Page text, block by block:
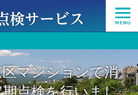
マンションで消
点検を行いまし